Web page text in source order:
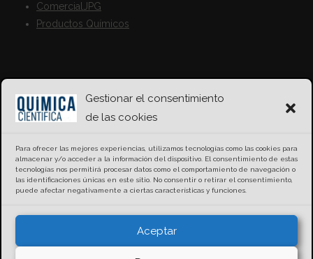
Gestionar el consentimiento
de las cookies
Para ofrecer las mejores experiencias, utilizamos tecnologías como las cookies para
almacenar y/o acceder a la información del dispositivo. El consentimiento de estas
tecnologías nos permitirá procesar datos como el comportamiento de navegación o
las identificaciones únicas en este sitio. No consentir o retirar el consentimiento,
puede afectar negativamente a ciertas características y funciones.
Aceptar
ComercialJPG
Productos Químicos
Información
Aviso Legal
Política de Privacidad
Política de Cookies